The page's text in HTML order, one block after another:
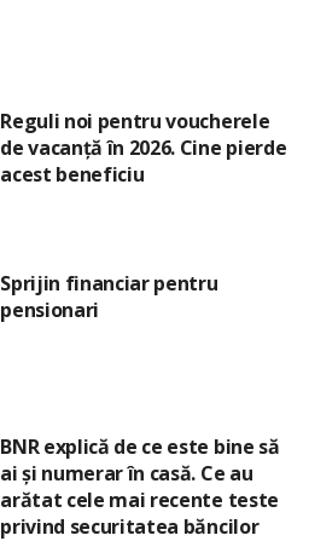
Reguli noi pentru voucherele
de vacanță în 2026. Cine pierde
acest beneficiu
Sprijin financiar pentru
pensionari
BNR explică de ce este bine să
ai și numerar în casă. Ce au
arătat cele mai recente teste
privind securitatea băncilor